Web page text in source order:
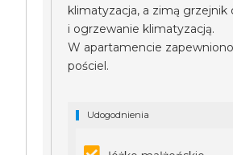
klimatyzacja, a zimą grzejnik
i ogrzewanie klimatyzacją.
W apartamencie
pościel.
Udogodnienia